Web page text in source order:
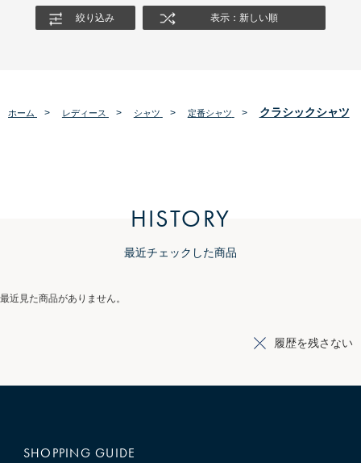
絞り込み 表示：新しい順
ホーム > レディース > シャツ > 定番シャツ > クラシックシャツ
HISTORY
最近チェックした商品
最近見た商品がありません。
履歴を残さない
SHOPPING GUIDE